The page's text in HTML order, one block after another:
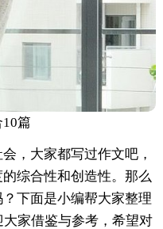
篇
，大家都写过作文吧，
综合性和创造性。那么
下面是小编帮大家整理
家借鉴与参考，希望对